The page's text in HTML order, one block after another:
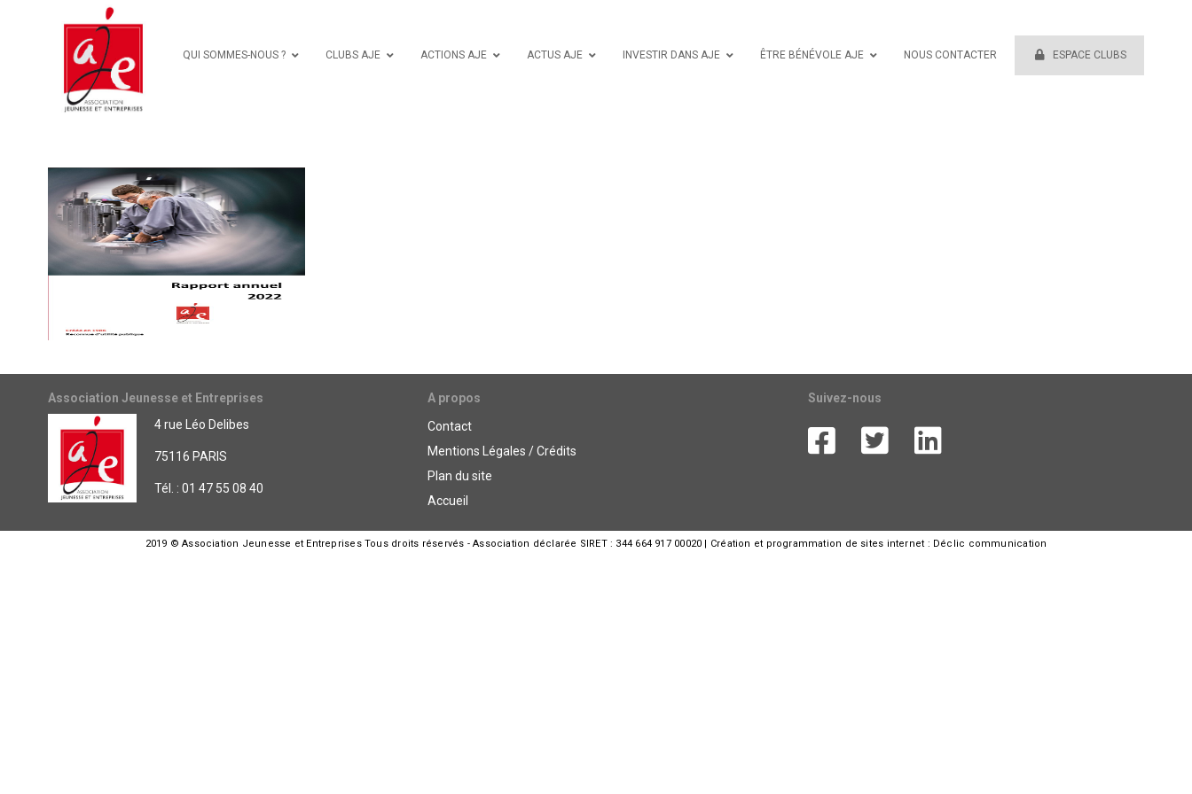
QUI SOMMES-NOUS ? CLUBS AJE ACTIONS AJE ACTUS AJE INVESTIR DANS AJE ÊTRE BÉNÉVOLE AJE NOUS CONTACTER ESPACE CLUBS
Association Jeunesse et Entreprises
4 rue Léo Delibes
75116 PARIS
Tél. : 01 47 55 08 40
A propos
Contact
Mentions Légales / Crédits
Plan du site
Accueil
Suivez-nous
2019 © Association Jeunesse et Entreprises Tous droits réservés - Association déclarée SIRET : 344 664 917 00020 | Création et programmation de sites internet : Déclic communication